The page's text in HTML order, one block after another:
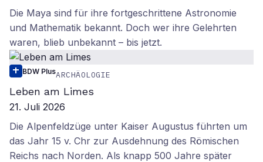
Die Maya sind für ihre fortgeschrittene Astronomie
und Mathematik bekannt. Doch wer ihre Gelehrten
waren, blieb unbekannt – bis jetzt.
BDW PlusARCHÄOLOGIE
Leben am Limes
21. Juli 2026
Die Alpenfeldzüge unter Kaiser Augustus führten um
das Jahr 15 v. Chr zur Ausdehnung des Römischen
Reichs nach Norden. Als knapp 500 Jahre später